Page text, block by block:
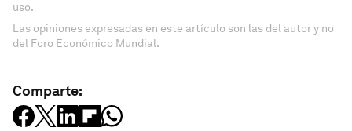
uso.
Las opiniones expresadas en este artículo son las del autor y no
del Foro Económico Mundial.
Comparte: